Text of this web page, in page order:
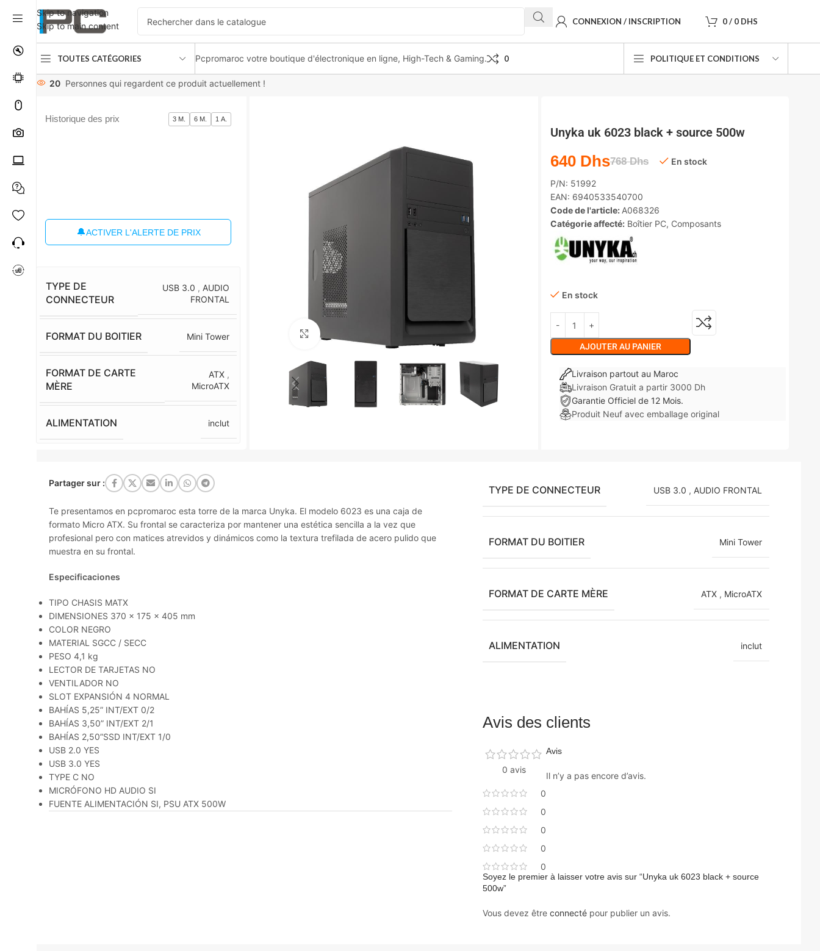
Skip to navigation
Skip to main content
CONNEXION / INSCRIPTION 0/ 0 DHS
TOUTES CATÉGORIES Pcpromaroc votre boutique d'électronique en ligne, High-Tech & Gaming. 0 POLITIQUE ET CONDITIONS
Accueil Composants Boîtier PC
Unyka uk 6023 black + source 500w
20 Personnes qui regardent ce produit actuellement !
Historique des prix 3 M. 6 M. 1 A.
🔔ACTIVER L'ALERTE DE PRIX
TYPE DE
CONNECTEUR
USB 3.0 , AUDIO
FRONTAL
FORMAT DU BOITIER Mini Tower
FORMAT DE CARTE
MÈRE
ATX ,
MicroATX
ALIMENTATION inclut
Agrandir
Unyka uk 6023 black + source 500w
768Dhs
640 Dhs En stock
P/N: 51992
EAN: 6940533540700
Code de l'article: A068326
Catégorie affecté: Boîtier PC, Composants
En stock
AJOUTER AU PANIER
Livraison partout au Maroc
Livraison Gratuit a partir 3000 Dh
Garantie Officiel de 12 Mois.
Produit Neuf avec emballage original
Partager sur :
Te presentamos en pcpromaroc esta torre de la marca Unyka. El modelo 6023 es una caja de
formato Micro ATX. Su frontal se caracteriza por mantener una estética sencilla a la vez que
profesional pero con matices atrevidos y dinámicos como la textura trefilada de acero pulido que
muestra en su frontal.
Especificaciones
TIPO CHASIS MATX
DIMENSIONES 370 x 175 x 405 mm
COLOR NEGRO
MATERIAL SGCC / SECC
PESO 4,1 kg
LECTOR DE TARJETAS NO
VENTILADOR NO
SLOT EXPANSIÓN 4 NORMAL
BAHÍAS 5,25” INT/EXT 0/2
BAHÍAS 3,50” INT/EXT 2/1
BAHÍAS 2,50”SSD INT/EXT 1/0
USB 2.0 YES
USB 3.0 YES
TYPE C NO
MICRÓFONO HD AUDIO SI
FUENTE ALIMENTACIÓN SI, PSU ATX 500W
TYPE DE CONNECTEUR USB 3.0 , AUDIO FRONTAL
FORMAT DU BOITIER Mini Tower
FORMAT DE CARTE MÈRE ATX , MicroATX
ALIMENTATION inclut
Avis des clients
0 avis
0
0
0
0
0
Avis
Il n’y a pas encore d’avis.
Soyez le premier à laisser votre avis sur “Unyka uk 6023 black + source
500w”
Vous devez être connectépour publier un avis.